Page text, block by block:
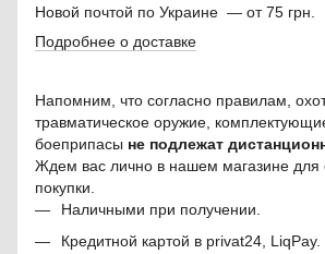
Новой почтой по Украине — от 75 грн.
Подробнее о доставке
Напомним, что согласно правилам,
травматическое оружие,
боеприпасы не подлежат
Ждем вас лично в нашем магазине
покупки.
Наличными при получении.
Кредитной картой в privat24, LiqPay.